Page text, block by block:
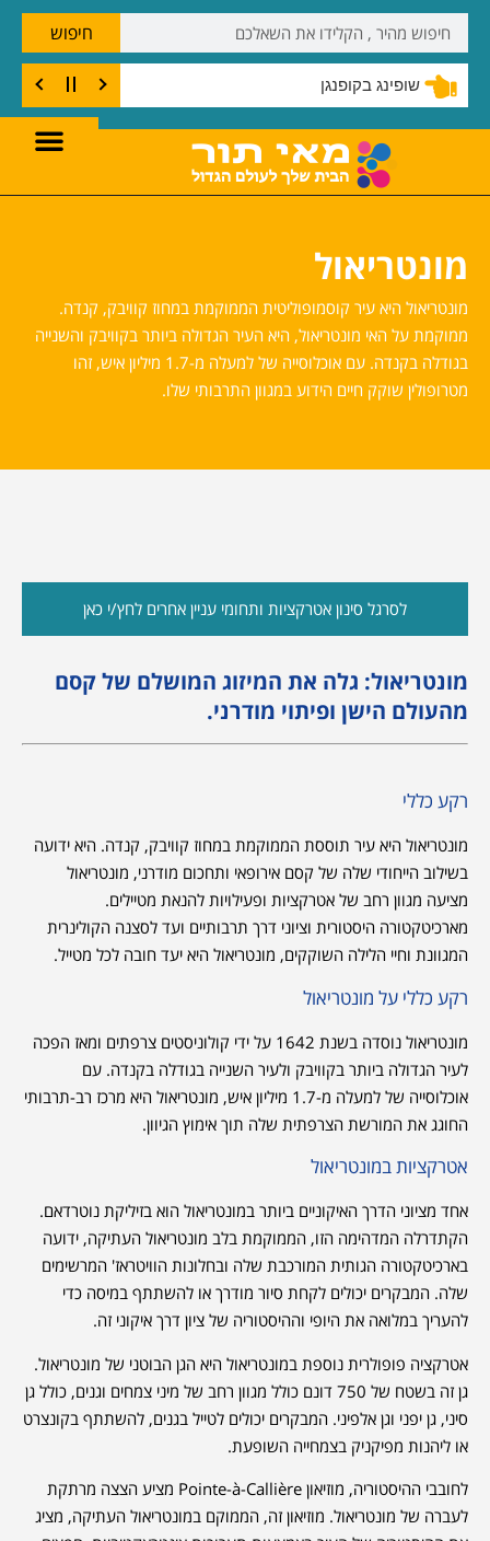
שופינג בקופנגן
חיפוש
מונטריאול
מונטריאול היא עיר קוסמופוליטית הממוקמת במחוז קוויבק, קנדה.
ממוקמת על האי מונטריאול, היא העיר הגדולה ביותר בקוויבק והשנייה
בגודלה בקנדה. עם אוכלוסייה של למעלה מ-1.7 מיליון איש, זהו
מטרופולין שוקק חיים הידוע במגוון התרבותי שלו.
לסרגל סינון אטרקציות ותחומי עניין אחרים לחץ/י כאן
מונטריאול: גלה את המיזוג המושלם של קסם
מהעולם הישן ופיתוי מודרני.
רקע כללי
מונטריאול היא עיר תוססת הממוקמת במחוז קוויבק, קנדה. היא ידועה
בשילוב הייחודי שלה של קסם אירופאי ותחכום מודרני, מונטריאול
מציעה מגוון רחב של אטרקציות ופעילויות להנאת מטיילים.
מארכיטקטורה היסטורית וציוני דרך תרבותיים ועד לסצנה הקולינרית
המגוונת וחיי הלילה השוקקים, מונטריאול היא יעד חובה לכל מטייל.
רקע כללי על מונטריאול
מונטריאול נוסדה בשנת 1642 על ידי קולוניסטים צרפתים ומאז הפכה
לעיר הגדולה ביותר בקוויבק ולעיר השנייה בגודלה בקנדה. עם
אוכלוסייה של למעלה מ-1.7 מיליון איש, מונטריאול היא מרכז רב-תרבותי
החוגג את המורשת הצרפתית שלה תוך אימוץ הגיוון.
אטרקציות במונטריאול
אחד מציוני הדרך האיקוניים ביותר במונטריאול הוא בזיליקת נוטרדאם.
הקתדרלה המדהימה הזו, הממוקמת בלב מונטריאול העתיקה, ידועה
בארכיטקטורה הגותית המורכבת שלה ובחלונות הוויטראז' המרשימים
שלה. המבקרים יכולים לקחת סיור מודרך או להשתתף במיסה כדי
להעריך במלואה את היופי וההיסטוריה של ציון דרך איקוני זה.
אטרקציה פופולרית נוספת במונטריאול היא הגן הבוטני של מונטריאול.
גן זה בשטח של 750 דונם כולל מגוון רחב של מיני צמחים וגנים, כולל גן
סיני, גן יפני וגן אלפיני. המבקרים יכולים לטייל בגנים, להשתתף בקונצרט
או ליהנות מפיקניק בצמחייה השופעת.
לחובבי ההיסטוריה, מוזיאון Pointe-à-Callière מציע הצצה מרתקת
לעברה של מונטריאול. מוזיאון זה, הממוקם במונטריאול העתיקה, מציג